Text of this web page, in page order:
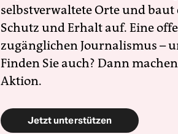
selbstverwaltete Orte und
Schutz und Erhalt auf. Eine
zugänglichen Journalismus –
Finden Sie auch? Dann
Aktion.
Jetzt unterstützen